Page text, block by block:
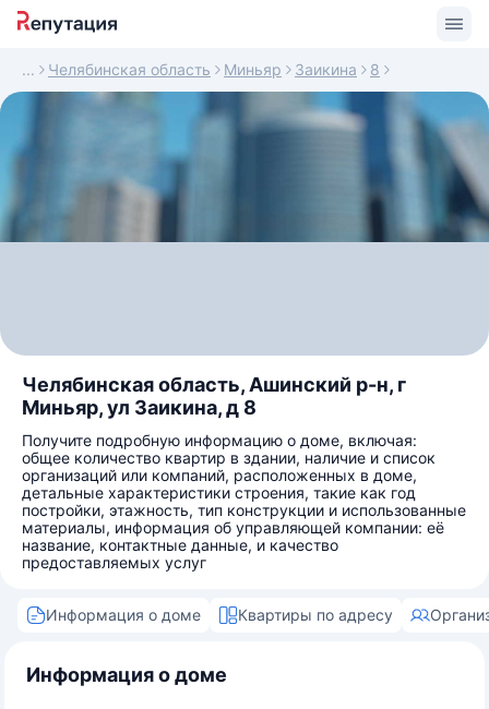
Челябинская область Миньяр Заикина 8
Челябинская область, Ашинский р-н, г
Миньяр, ул Заикина, д 8
Получите подробную информацию о доме, включая:
общее количество квартир в здании, наличие и список
организаций или компаний, расположенных в доме,
детальные характеристики строения, такие как год
постройки, этажность, тип конструкции и использованные
материалы, информация об управляющей компании: её
название, контактные данные, и качество
предоставляемых услуг
Информация о доме Квартиры по адресу
Информация о доме